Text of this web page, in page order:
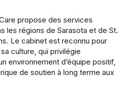
propose des services
les régions de Sarasota et de St.
Le cabinet est reconnu pour
culture, qui privilégie
environnement d’équipe positif,
de soutien à long terme aux